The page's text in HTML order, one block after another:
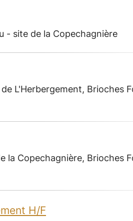
- site de la Copechagnière
L'Herbergement, Brioches
la Copechagnière, Brioches
H/F